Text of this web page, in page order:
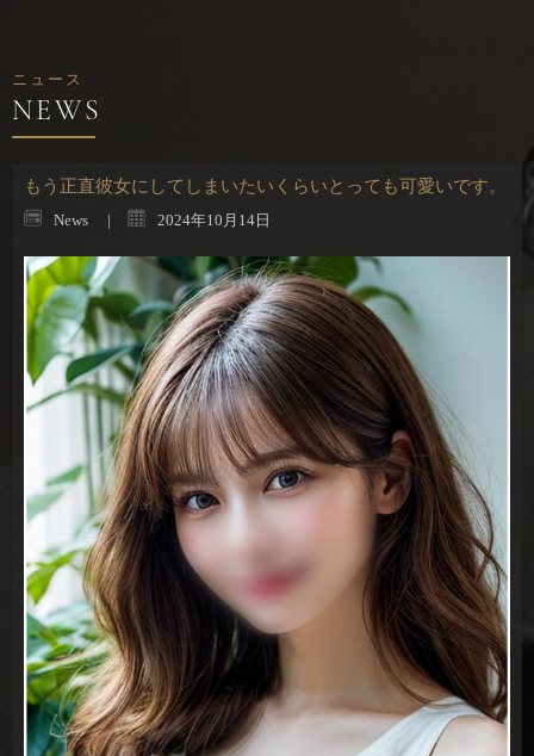
ニュース
もう正直彼女にしてしまいたいくらいとっても可愛いです。
News 2024年10月14日